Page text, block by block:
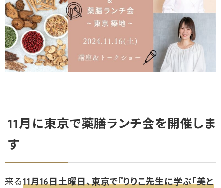
11月に東京で薬膳ランチ会を開催しま
す
来る11月16日土曜日、東京で『りりこ先生に学ぶ「美と